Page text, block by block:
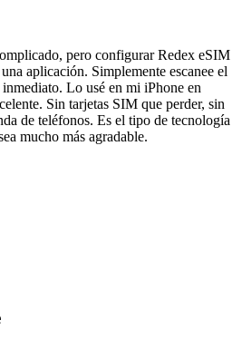
pero configurar Redex eSIM
aplicación. Simplemente escanee el
Lo usé en mi iPhone en
Sin tarjetas SIM que perder, sin
de teléfonos. Es el tipo de tecnología
mucho más agradable.